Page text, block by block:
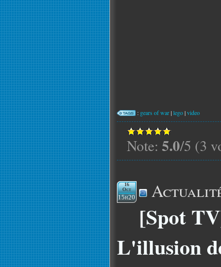
: gears of war|lego|video
Note: 5.0/5 (3
16
Oct
15h20
[Spot
L'illusion